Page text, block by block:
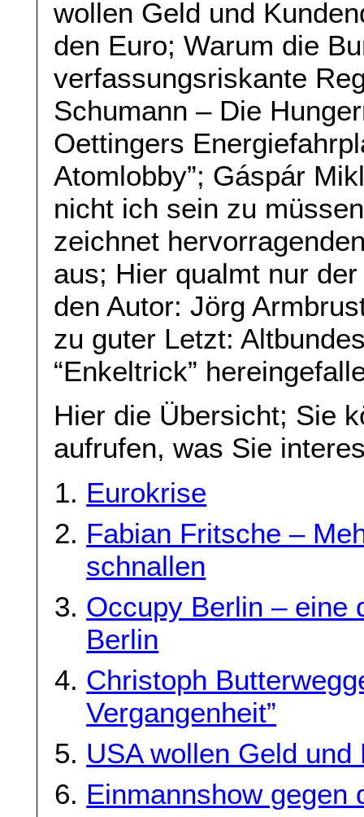
wollen Geld und
den Euro; Warum die
verfassungsriskante
Schumann – Die
Oettingers
Atomlobby”; Gáspár
nicht ich sein zu
zeichnet
aus; Hier qualmt nur
den Autor: Jörg
zu guter Letzt:
“Enkeltrick”
Hier die Übersicht; Sie
aufrufen, was Sie
Eurokrise
Fabian Fritsche –
schnallen
Occupy Berlin – eine
Berlin
Christoph
Vergangenheit”
USA wollen Geld und
Einmannshow gegen